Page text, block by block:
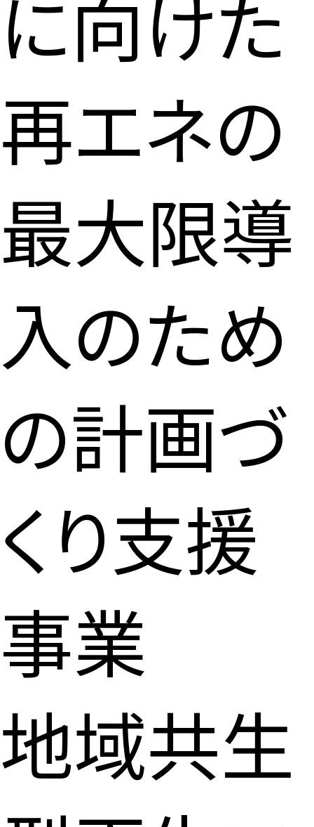
に向けた
再エネの
最大限導
入のため
の計画づ
くり支援
事業
地域共生